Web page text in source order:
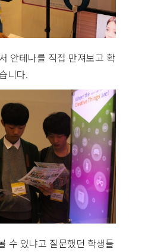
안테나를 직접 만져보고 확
니다.
수 있냐고 질문했던 학생들